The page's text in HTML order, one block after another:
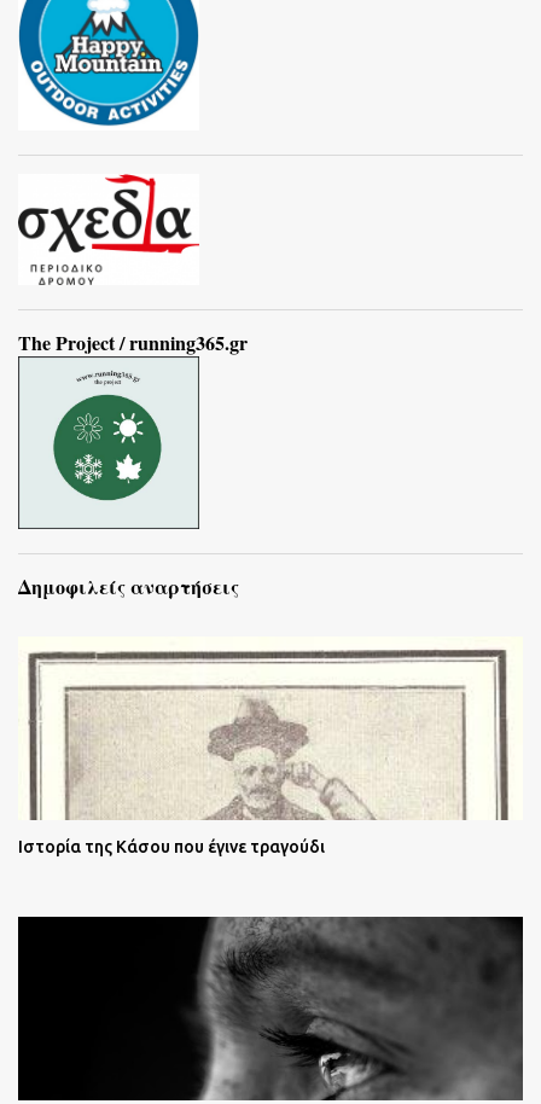
The Project / running365.gr
Δημοφιλείς αναρτήσεις
Ιστορία της Κάσου που έγινε τραγούδι